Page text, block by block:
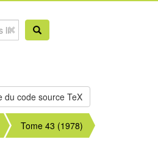
Tome 43 (1978)